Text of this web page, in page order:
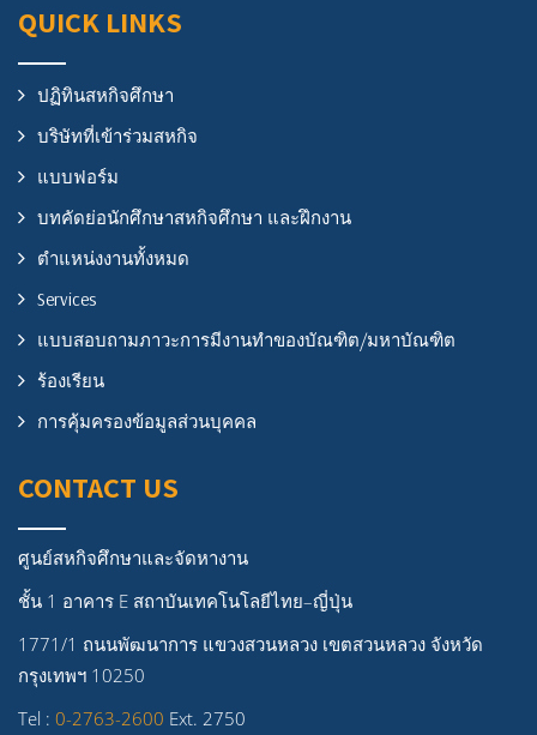
QUICK LINKS
ปฏิทินสหกิจศึกษา
บริษัทที่เข้าร่วมสหกิจ
แบบฟอร์ม
บทคัดย่อนักศึกษาสหกิจศึกษา และฝึกงาน
ตำแหน่งงานทั้งหมด
Services
แบบสอบถามภาวะการมีงานทำของบัณฑิต/มหาบัณฑิต
ร้องเรียน
การคุ้มครองข้อมูลส่วนบุคคล
CONTACT US
ศูนย์สหกิจศึกษาและจัดหางาน
ชั้น 1 อาคาร E สถาบันเทคโนโลยีไทย–ญี่ปุ่น
1771/1 ถนนพัฒนาการ แขวงสวนหลวง เขตสวนหลวง จังหวัด
กรุงเทพฯ 10250
Tel : 0-2763-2600 Ext. 2750